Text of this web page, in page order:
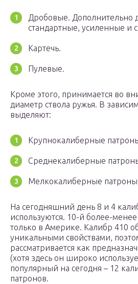
Дробовые. Дополнительно
стандартные, усиленные и
Картечь.
Пулевые.
Кроме этого, принимается во
диаметр ствола ружья. В
выделяют:
Крупнокалиберные
Среднекалиберные
Мелкокалиберные
На сегодняшний день 8 и 4
используются. 10-й более-менее
только в Америке. Калибр 410
уникальными свойствами,
рассматривается как
(хотя здесь он широко
популярный на сегодня – 12
патронов.